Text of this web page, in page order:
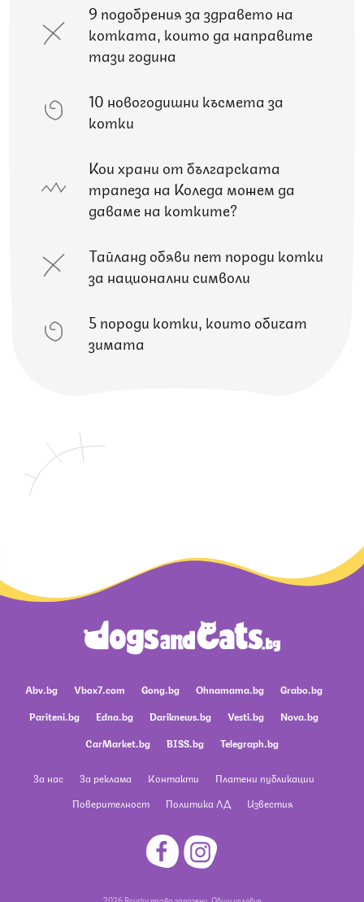
9 подобрения за здравето на
котката, които да направите
тази година
10 новогодишни късмета за
котки
Кои храни от българската
трапеза на Коледа можем да
даваме на котките?
Тайланд обяви пет породи котки
за национални символи
5 породи котки, които обичат
зимата
Abv.bg Vbox7.com Gong.bg Ohnamama.bg
Grabo.bg
Pariteni.bg
Edna.bg Dariknews.bg Vesti.bg
Nova.bg
CarMarket.bg
BISS.bg Telegraph.bg
За нас За реклама Контакти
Платени публикации
Поверителност
Политика ЛД Известия
2026 Всички права запазени. Общи условия